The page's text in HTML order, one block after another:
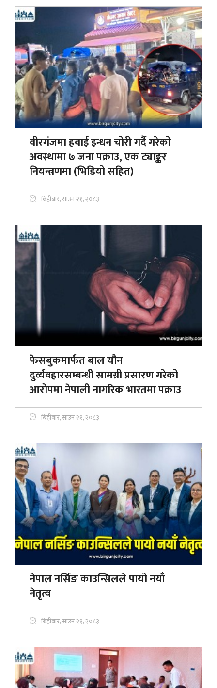
वीरगंजमा हवाई इन्धन चोरी गर्दै गरेको
अवस्थामा ७ जना पक्राउ, एक ट्याङ्कर
नियन्त्रणमा (भिडियाे सहित)
बिहीबार, साउन २१, २०८३
फेसबुकमार्फत बाल यौन
दुर्व्यवहारसम्बन्धी सामग्री प्रसारण गरेको
आरोपमा नेपाली नागरिक भारतमा पक्राउ
बिहीबार, साउन २१, २०८३
नेपाल नर्सिङ काउन्सिलले पायो नयाँ
नेतृत्व
बिहीबार, साउन २१, २०८३